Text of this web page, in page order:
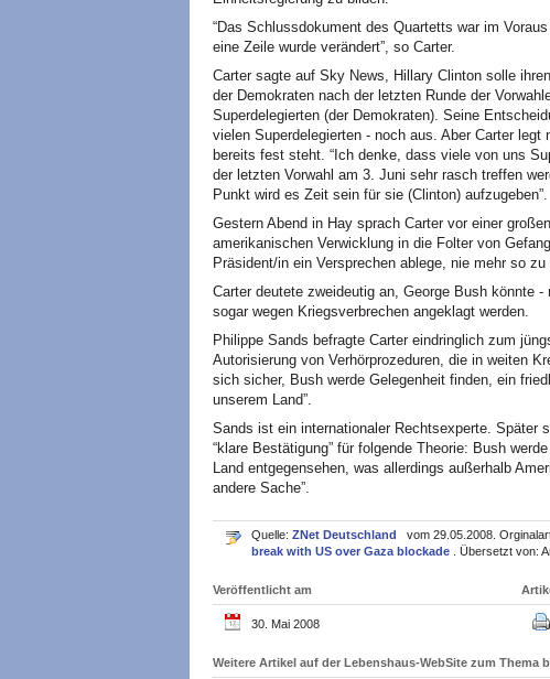
“Das Schlussdokument des Quartetts war im
eine Zeile wurde verändert”, so Carter.
Carter sagte auf Sky News, Hillary Clinton solle
der Demokraten nach der letzten Runde der
Superdelegierten (der Demokraten). Seine
vielen Superdelegierten - noch aus. Aber Carter
bereits fest steht. “Ich denke, dass viele von uns
der letzten Vorwahl am 3. Juni sehr rasch treffen
Punkt wird es Zeit sein für sie (Clinton) aufzugeben”.
Gestern Abend in Hay sprach Carter vor einer
amerikanischen Verwicklung in die Folter von
Präsident/in ein Versprechen ablege, nie mehr so zu
Carter deutete zweideutig an, George Bush könnte
sogar wegen Kriegsverbrechen angeklagt werden.
Philippe Sands befragte Carter eindringlich zum
Autorisierung von Verhörprozeduren, die in weiten
sich sicher, Bush werde Gelegenheit finden, ein
unserem Land”.
Sands ist ein internationaler Rechtsexperte. Später
“klare Bestätigung” für folgende Theorie: Bush
Land entgegensehen, was allerdings außerhalb
andere Sache”.
Quelle: ZNet Deutschland vom 29.05.2008.
break with US over Gaza blockade
. Übersetzt von:
Veröffentlicht am
30. Mai 2008
Weitere Artikel auf der Lebenshaus-WebSite zum Thema